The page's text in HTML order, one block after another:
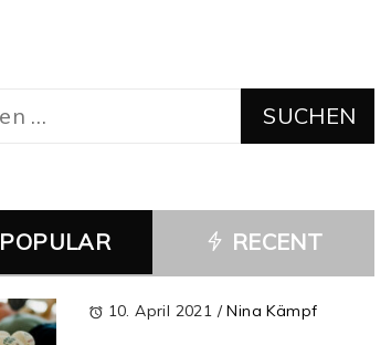
POPULAR RECENT
10. April 2021 / Nina Kämpf